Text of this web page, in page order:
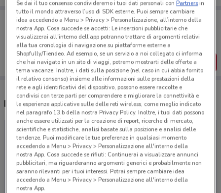
Porta DoveConviene sempre con te!
Puoi trovare le migliori offerte dei negozi vicino a te,
salvarle e creare la tua lista del risparmio, comodamente
dal tuo cellulare.
SCARICA L’APP
Negozi Chili Cinema a Aprilia
Se dai il tuo consenso condivideremo i tuoi dati personali conPartnersin
tutto il mondo attraverso l’uso di SDK esterne. Puoi sempre cambiare
idea accedendo a Menu > Privacy > Personalizzazione, all’interno della
nostra App. Cosa succede se accetti: Le inserzioni pubblicitarie che
visualizzerai all'interno dell’app potranno trattare di argomenti relativi
alla tua cronologia di navigazione su piattaforme esterne a
Shopfully/Tiendeo. Ad esempio, se un servizio a noi collegato ci informa
che hai navigato in un sito di viaggi, potremo mostrarti delle offerte a
tema vacanze. Inoltre, i dati sulla posizione (nel caso in cui abbia fornito
il relativo consenso) insieme alle informazioni sulle prestazioni della
rete e agli identificativi del dispositivo, possono essere raccolte e
condivisi con terze parti per comprendere e migliorare la connettività e
le esperienze applicative sulle delle reti wireless, come meglio indicato
nel paragrafo 13.b della nostra Privacy Policy. Inoltre, i tuoi dati possono
anche essere utilizzati per la creazione di report, ricerche di mercato,
scientifiche e statistiche, analisi basate sulla posizione e analisi delle
tendenze. Puoi modificare le tue preferenze in qualsiasi momento
accedendo a Menu > Privacy > Personalizzazione all'interno della
nostra App. Cosa succede se rifiuti: Continuerai a visualizzare annunci
pubblicitari, ma riguarderanno argomenti generici e probabilmente non
saranno rilevanti per i tuoi interessi. Potrai sempre cambiare idea
accedendo a Menu > Privacy > Personalizzazione all'interno della
nostra App.